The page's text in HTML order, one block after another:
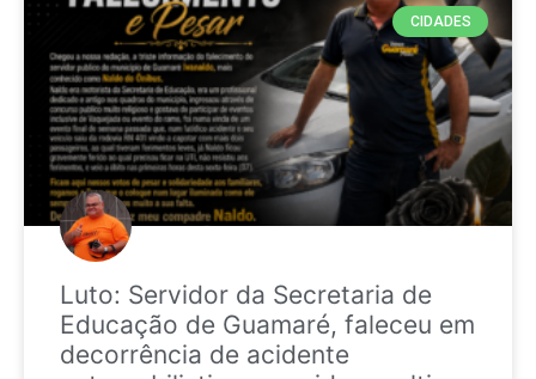
CIDADES
Luto: Servidor da Secretaria de
Educação de Guamaré, faleceu em
decorrência de acidente